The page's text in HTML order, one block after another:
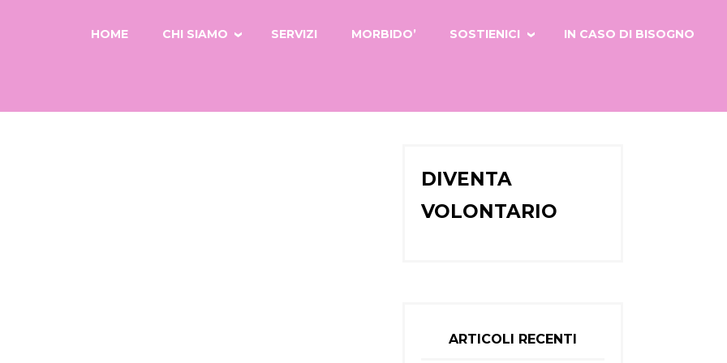
HOME CHI SIAMO SERVIZI MORBIDO’ SOSTIENICI IN CASO DI BISOGNO
DIVENTA
VOLONTARIO
ARTICOLI RECENTI